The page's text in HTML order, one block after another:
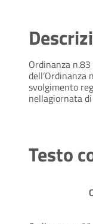
Ordinanza
dell’Ordinanza
svolgimento
nellagiornata
Testo